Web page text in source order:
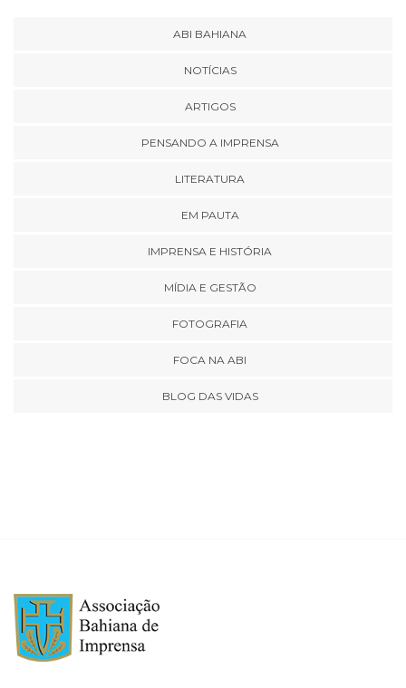
ABI BAHIANA
NOTÍCIAS
ARTIGOS
PENSANDO A IMPRENSA
LITERATURA
EM PAUTA
IMPRENSA E HISTÓRIA
MÍDIA E GESTÃO
FOTOGRAFIA
FOCA NA ABI
BLOG DAS VIDAS